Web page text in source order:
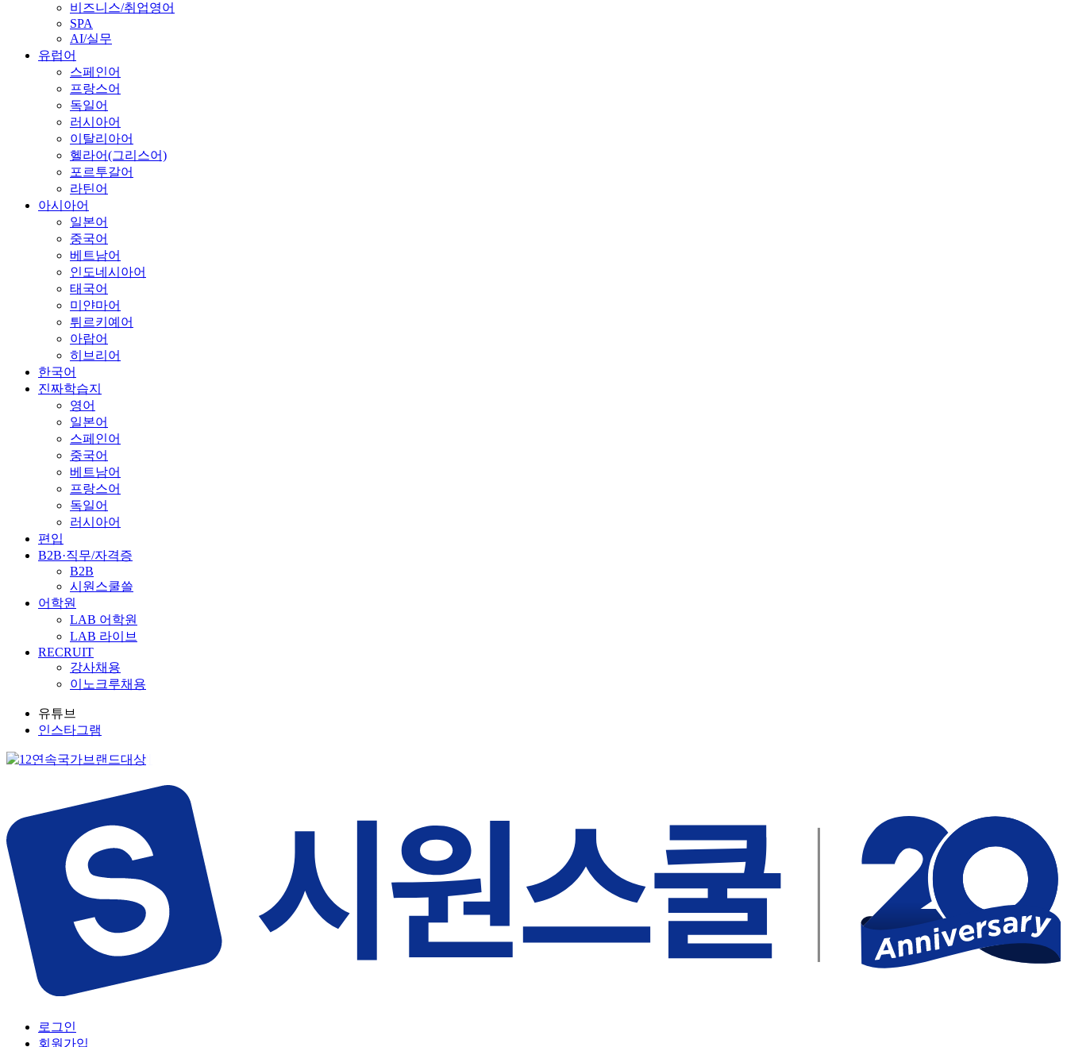
비즈니스/취업영어
SPA
AI/실무
유럽어
스페인어
프랑스어
독일어
러시아어
이탈리아어
헬라어(그리스어)
포르투갈어
라틴어
아시아어
일본어
중국어
베트남어
인도네시아어
태국어
미얀마어
튀르키예어
아랍어
히브리어
한국어
진짜학습지
영어
일본어
스페인어
중국어
베트남어
프랑스어
독일어
러시아어
편입
B2B·직무/자격증
B2B
시원스쿨쓸
어학원
LAB 어학원
LAB 라이브
RECRUIT
강사채용
이노크루채용
유튜브
인스타그램
로그인
회원가입